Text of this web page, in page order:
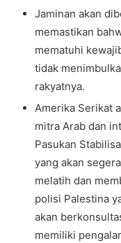
Jaminan akan
memastikan
mematuhi
tidak
rakyatnya.
Amerika Serikat
mitra Arab dan
Pasukan
yang akan
melatih dan
polisi Palestina
akan
memiliki